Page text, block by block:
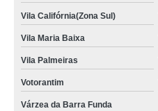
Vila Califórnia(Zona Sul)
Vila Maria Baixa
Vila Palmeiras
Votorantim
Várzea da Barra Funda